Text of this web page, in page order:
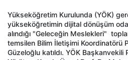
Yükseköğretim Kurulunda (YÖK)
yükseköğretimin dijital dönüşüm
alındığı "Geleceğin Meslekleri"
temsilen Bilim İletişimi Koordinatörü
Güzeloğlu katıldı. YÖK Başkanvekili